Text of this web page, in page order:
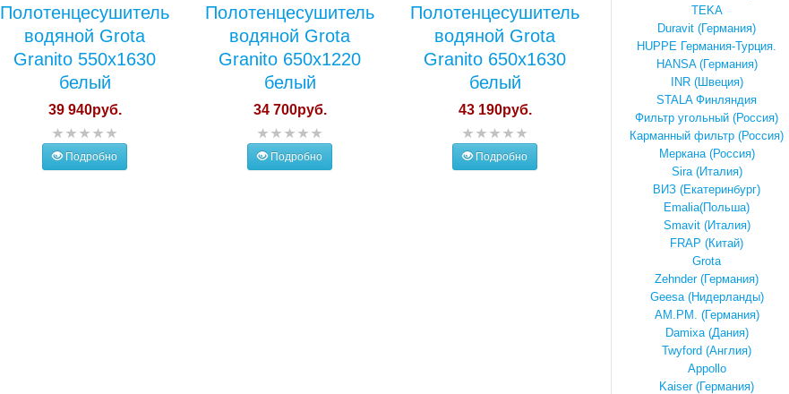
Полотенцесушитель
водяной Grota
Granito 550x1630
белый
39 940руб.
Подробно
Полотенцесушитель
водяной Grota
Granito 650x1220
белый
34 700руб.
Подробно
Полотенцесушитель
водяной Grota
Granito 650x1630
белый
43 190руб.
Подробно
TEKA
Duravit (Германия)
HUPPE Германия-Турция.
HANSA (Германия)
INR (Швеция)
STALA Финляндия
Фильтр угольный (Россия)
Карманный фильтр (Россия)
Меркана (Россия)
Sira (Италия)
ВИЗ (Екатеринбург)
Emalia(Польша)
Smavit (Италия)
FRAP (Китай)
Grota
Zehnder (Германия)
Geesa (Нидерланды)
AM.PM. (Германия)
Damixa (Дания)
Twyford (Англия)
Appollo
Kaiser (Германия)